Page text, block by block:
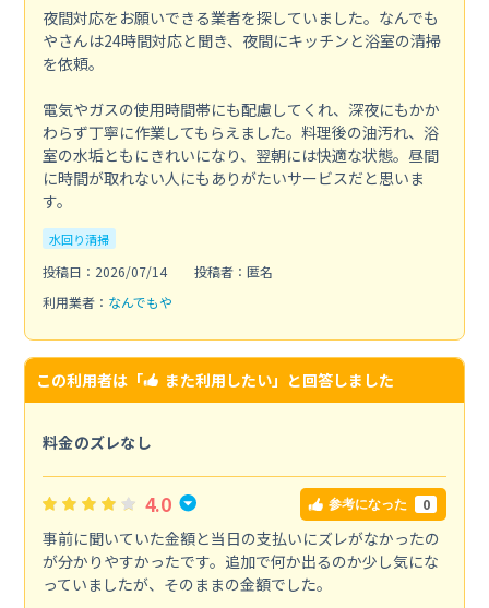
夜間対応をお願いできる業者を探していました。なんでも
やさんは24時間対応と聞き、夜間にキッチンと浴室の清掃
を依頼。
電気やガスの使用時間帯にも配慮してくれ、深夜にもかか
わらず丁寧に作業してもらえました。料理後の油汚れ、浴
室の水垢ともにきれいになり、翌朝には快適な状態。昼間
に時間が取れない人にもありがたいサービスだと思いま
す。
水回り清掃
投稿日：2026/07/14
投稿者：匿名
利用業者： なんでもや
この利用者は「 また利用したい」と回答しました
料金のズレなし
4.0 参考になった 0
事前に聞いていた金額と当日の支払いにズレがなかったの
が分かりやすかったです。追加で何か出るのか少し気にな
っていましたが、そのままの金額でした。